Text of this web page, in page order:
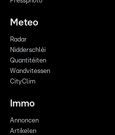
Meteo
Radar
Nidderschléi
Quantitéiten
Wandvitessen
CityClim
Immo
Annoncen
Artikelen